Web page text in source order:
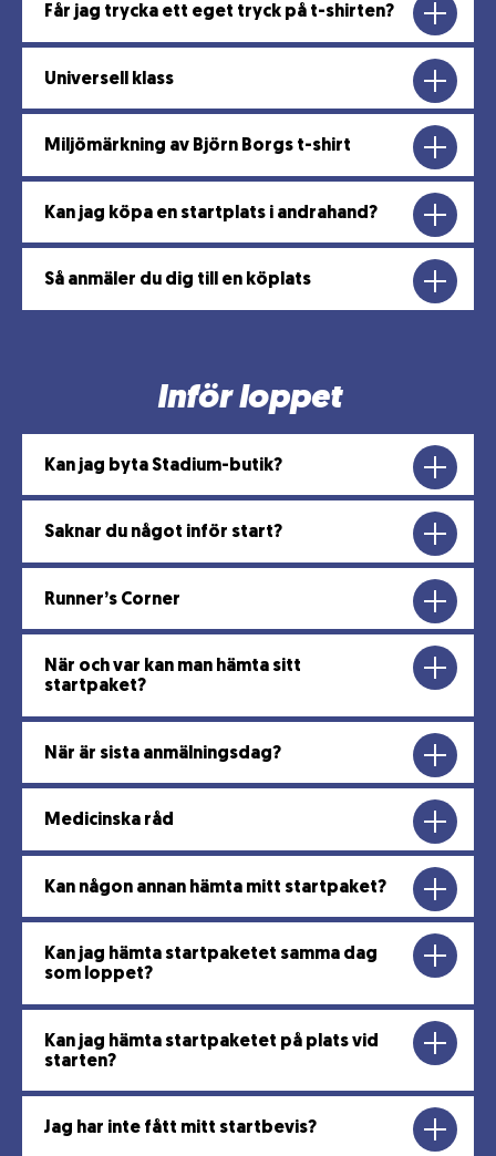
Får jag trycka ett eget tryck på t-shirten?
Universell klass
Miljömärkning av Björn Borgs t-shirt
Kan jag köpa en startplats i andrahand?
Så anmäler du dig till en köplats
Inför loppet
Kan jag byta Stadium-butik?
Saknar du något inför start?
Runner’s Corner
När och var kan man hämta sitt
startpaket?
När är sista anmälningsdag?
Medicinska råd
Kan någon annan hämta mitt startpaket?
Kan jag hämta startpaketet samma dag
som loppet?
Kan jag hämta startpaketet på plats vid
starten?
Jag har inte fått mitt startbevis?